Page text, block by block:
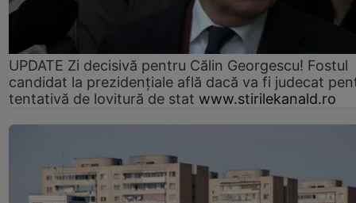
UPDATE Zi decisivă pentru Călin Georgescu! Fostul
candidat la prezidențiale află dacă va fi judecat
tentativă de lovitură de stat www.stirilekanald.ro